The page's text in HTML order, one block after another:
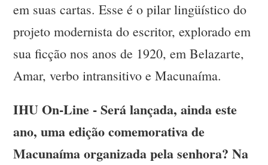
em suas cartas. Esse é o pilar lingüístico do
projeto modernista do escritor, explorado em
sua ficção nos anos de 1920, em Belazarte,
Amar, verbo intransitivo e Macunaíma.
IHU On-Line - Será lançada, ainda este
ano, uma edição comemorativa de
Macunaíma organizada pela senhora? Na